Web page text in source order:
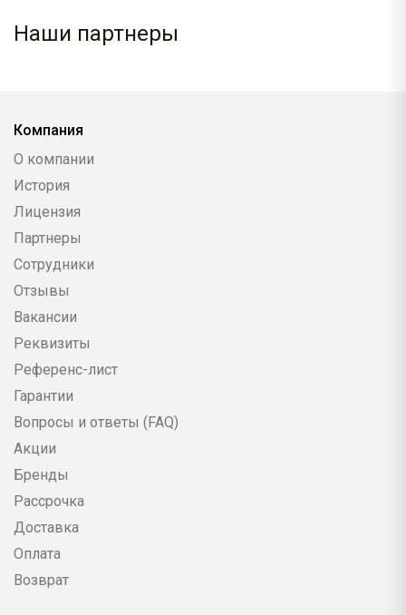
Наши партнеры
Компания
О компании
История
Лицензия
Партнеры
Сотрудники
Отзывы
Вакансии
Реквизиты
Референс-лист
Гарантии
Вопросы и ответы (FAQ)
Акции
Бренды
Рассрочка
Доставка
Оплата
Возврат